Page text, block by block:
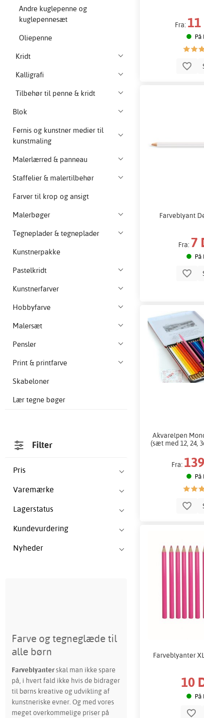
Andre kuglepenne og
kuglepennesæt
Oliepenne
Kridt
Kalligrafi
Tilbehør til penne & kridt
Blok
Fernis og kunstner medier til
kunstmaling
Malerlærred & panneau
Staffelier & malertilbehør
Farver til krop og ansigt
Malerbøger
Tegneplader & tegneplader
Kunstnerpakke
Pastelkridt
Kunstnerfarver
Hobbyfarve
Malersæt
Pensler
Print & printfarve
Skabeloner
Lær tegne bøger
Filter
Pris
Varemærke
Lagerstatus
Kundevurdering
Nyheder
Farve og tegneglæde til
alle børn
Farveblyanterskal man ikke spare
på, i hvert fald ikke hvis de bidrager
til børns kreative og udvikling af
kunstneriske evner. Og med vores
meget overkommelige priser på
Fra:
På
Farveblyant
Fra: 7
På
Akvarelpen
(sæt med 12, 24,
Fra:
På
Farveblyanter
10
På